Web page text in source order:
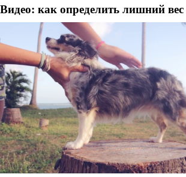
Видео: как определить лишний вес